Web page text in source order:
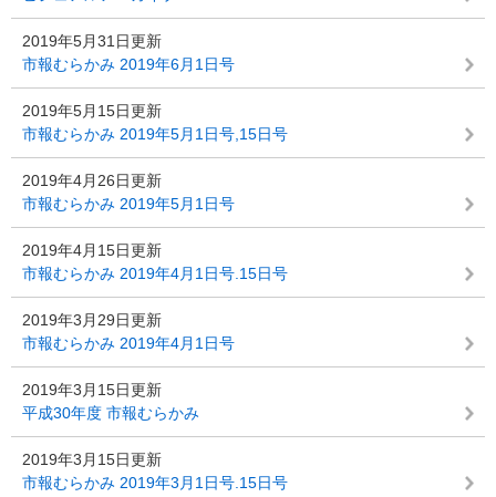
2019年5月31日更新
市報むらかみ 2019年6月1日号
2019年5月15日更新
市報むらかみ 2019年5月1日号,15日号
2019年4月26日更新
市報むらかみ 2019年5月1日号
2019年4月15日更新
市報むらかみ 2019年4月1日号.15日号
2019年3月29日更新
市報むらかみ 2019年4月1日号
2019年3月15日更新
平成30年度 市報むらかみ
2019年3月15日更新
市報むらかみ 2019年3月1日号.15日号